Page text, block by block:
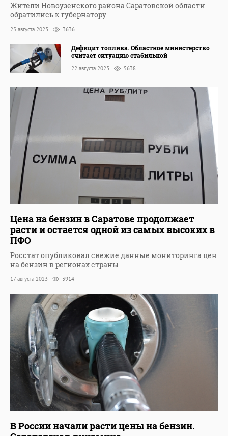
Жители Новоузенского района Саратовской области
обратились к губернатору
25 августа 2023 3636
Дефицит топлива. Областное министерство
считает ситуацию стабильной
22 августа 2023 5638
Цена на бензин в Саратове продолжает
расти и остается одной из самых высоких в
ПФО
Росстат опубликовал свежие данные мониторинга цен
на бензин в регионах страны
17 августа 2023 3914
В России начали расти цены на бензин.